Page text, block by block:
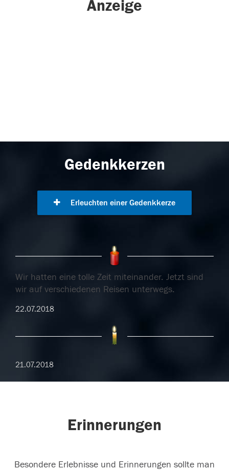
Anzeige
Gedenkkerzen
Erleuchten einer Gedenkkerze
Wir hatten eine tolle Zeit miteinander. Jetzt sind
wir auf verschiedenen Reisen unterwegs.
22.07.2018
21.07.2018
Erinnerungen
Besondere Erlebnisse und Erinnerungen sollte man